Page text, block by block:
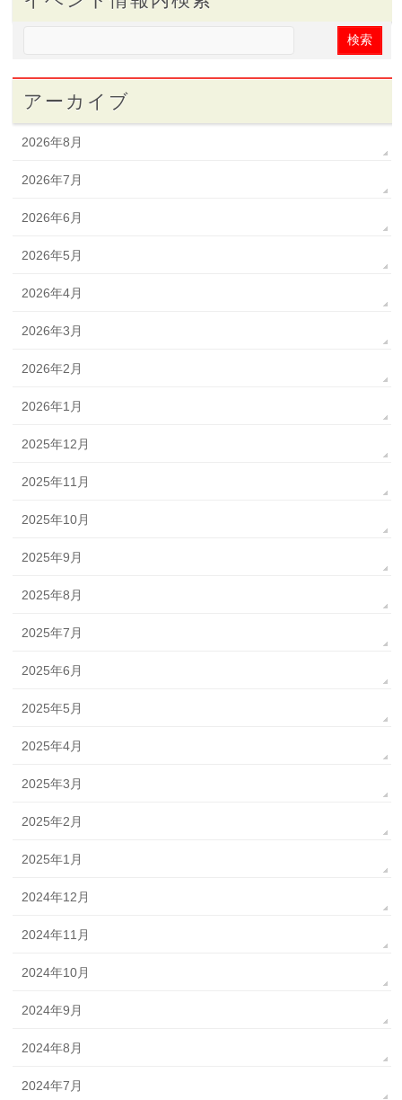
アーカイブ
2026年8月
2026年7月
2026年6月
2026年5月
2026年4月
2026年3月
2026年2月
2026年1月
2025年12月
2025年11月
2025年10月
2025年9月
2025年8月
2025年7月
2025年6月
2025年5月
2025年4月
2025年3月
2025年2月
2025年1月
2024年12月
2024年11月
2024年10月
2024年9月
2024年8月
2024年7月